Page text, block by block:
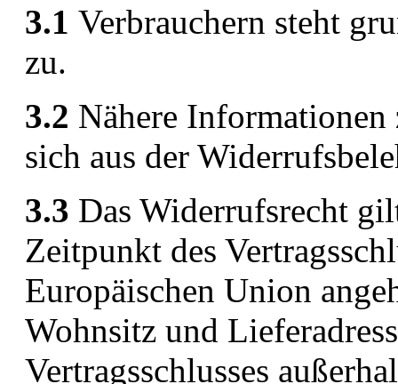
3.1 Verbrauchern steht
zu.
3.2 Nähere
sich aus der
3.3 Das Widerrufsrecht
Zeitpunkt des
Europäischen Union
Wohnsitz und
Vertragsschlusses